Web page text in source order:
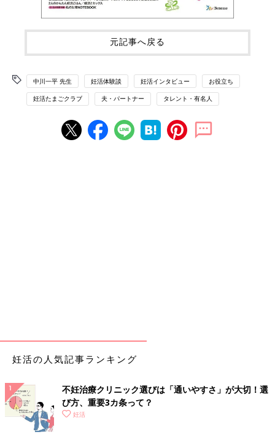
元記事へ戻る
中川一平 先生 妊活体験談 妊活インタビュー お役立ち
妊活たまごクラブ 夫・パートナー タレント・有名人
妊活の人気記事ランキング
不妊治療クリニック選びは「通いやすさ」が大切！選
び方、重要3カ条って？
妊活